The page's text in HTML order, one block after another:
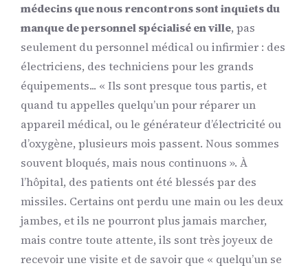
médecins que nous rencontrons sont inquiets du
manque de personnel spécialisé en ville, pas
seulement du personnel médical ou infirmier : des
électriciens, des techniciens pour les grands
équipements... « Ils sont presque tous partis, et
quand tu appelles quelqu’un pour réparer un
appareil médical, ou le générateur d’électricité ou
d’oxygène, plusieurs mois passent. Nous sommes
souvent bloqués, mais nous continuons ». À
l’hôpital, des patients ont été blessés par des
missiles. Certains ont perdu une main ou les deux
jambes, et ils ne pourront plus jamais marcher,
mais contre toute attente, ils sont très joyeux de
recevoir une visite et de savoir que « quelqu’un se